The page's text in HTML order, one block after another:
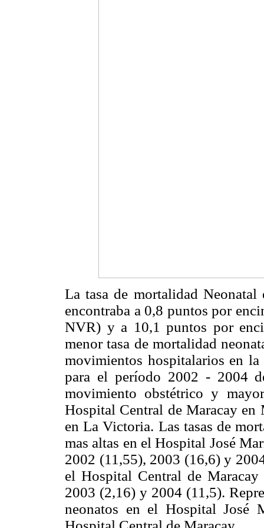
La tasa de mortalidad
encontraba a 0,8 puntos por
NVR) y a 10,1 puntos por
menor tasa de mortalidad
movimientos hospitalarios en
para el período 2002 - 2004
movimiento obstétrico y
Hospital Central de Maracay
en La Victoria. Las tasas de
mas altas en el Hospital José
2002 (11,55), 2003 (16,6) y
el Hospital Central de
2003 (2,16) y 2004 (11,5).
neonatos en el Hospital José